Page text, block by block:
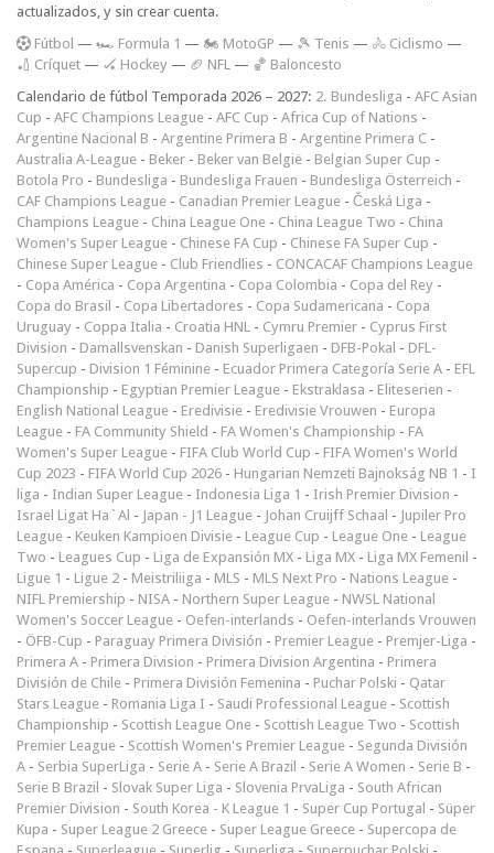
actualizados, y sin crear cuenta.
Fútbol — 🏎️ Formula 1 — 🏍 MotoGP — 🎾 Tenis — 🚴 Ciclismo —
🏏 Críquet — 🏑 Hockey — 🏈 NFL — 🏀 Baloncesto
Calendario de fútbol Temporada 2026 – 2027: 2. Bundesliga - AFC Asian
Cup - AFC Champions League - AFC Cup - Africa Cup of Nations -
Argentine Nacional B - Argentine Primera B - Argentine Primera C -
Australia A-League - Beker - Beker van België - Belgian Super Cup -
Botola Pro - Bundesliga - Bundesliga Frauen - Bundesliga Österreich -
CAF Champions League - Canadian Premier League - Česká Liga -
Champions League - China League One - China League Two - China
Women's Super League - Chinese FA Cup - Chinese FA Super Cup -
Chinese Super League - Club Friendlies - CONCACAF Champions League
- Copa América - Copa Argentina - Copa Colombia - Copa del Rey -
Copa do Brasil - Copa Libertadores - Copa Sudamericana - Copa
Uruguay - Coppa Italia - Croatia HNL - Cymru Premier - Cyprus First
Division - Damallsvenskan - Danish Superligaen - DFB-Pokal - DFL-
Supercup - Division 1 Féminine - Ecuador Primera Categoría Serie A - EFL
Championship - Egyptian Premier League - Ekstraklasa - Eliteserien -
English National League - Eredivisie - Eredivisie Vrouwen - Europa
League - FA Community Shield - FA Women's Championship - FA
Women's Super League - FIFA Club World Cup - FIFA Women's World
Cup 2023 - FIFA World Cup 2026 - Hungarian Nemzeti Bajnokság NB 1 - I
liga - Indian Super League - Indonesia Liga 1 - Irish Premier Division -
Israel Ligat Ha`Al - Japan - J1 League - Johan Cruijff Schaal - Jupiler Pro
League - Keuken Kampioen Divisie - League Cup - League One - League
Two - Leagues Cup - Liga de Expansión MX - Liga MX - Liga MX Femenil -
Ligue 1 - Ligue 2 - Meistriliiga - MLS - MLS Next Pro - Nations League -
NIFL Premiership - NISA - Northern Super League - NWSL National
Women's Soccer League - Oefen-interlands - Oefen-interlands Vrouwen
- ÖFB-Cup - Paraguay Primera División - Premier League - Premjer-Liga -
Primera A - Primera Division - Primera Division Argentina - Primera
División de Chile - Primera División Femenina - Puchar Polski - Qatar
Stars League - Romania Liga I - Saudi Professional League - Scottish
Championship - Scottish League One - Scottish League Two - Scottish
Premier League - Scottish Women's Premier League - Segunda División
A - Serbia SuperLiga - Serie A - Serie A Brazil - Serie A Women - Serie B -
Serie B Brazil - Slovak Super Liga - Slovenia PrvaLiga - South African
Premier Division - South Korea - K League 1 - Super Cup Portugal - Süper
Kupa - Super League 2 Greece - Super League Greece - Supercopa de